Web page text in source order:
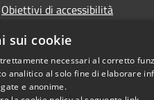
Obiettivi di accessibilità
sui cookie
necessari al corretto
analitico al solo fine di elaborare
e anonime.